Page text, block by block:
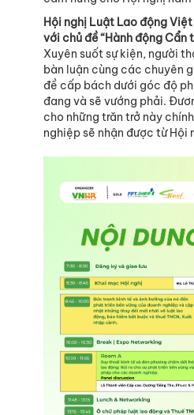
Hội nghị Luật Lao động
với chủ đề “Hành động Cẩn
Xuyên suốt sự kiện, người
bàn luận cùng các chuyên
đề cấp bách dưới góc độ
đang và sẽ vướng phải.
cho những trăn trở này
nghiệp sẽ nhận được từ Hội